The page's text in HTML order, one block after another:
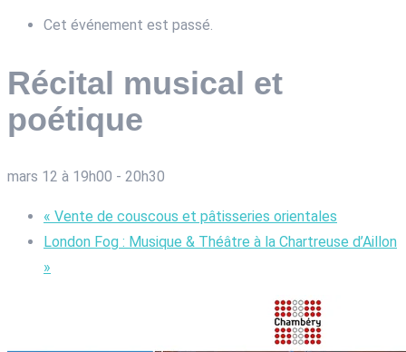
Cet événement est passé.
Récital musical et
poétique
mars 12 à 19h00 - 20h30
« Vente de couscous et pâtisseries orientales
London Fog : Musique & Théâtre à la Chartreuse d’Aillon
»